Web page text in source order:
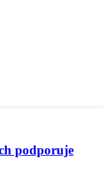
podporuje